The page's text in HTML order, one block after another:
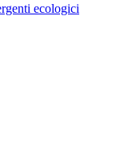
ecologici